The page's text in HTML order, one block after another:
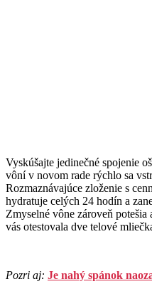
Vyskúšajte jedinečné spojenie
vôní v novom rade rýchlo sa
Rozmaznávajúce zloženie s
hydratuje celých 24 hodín a
Zmyselné vône zároveň
vás otestovala dve telové
Pozri aj: Je nahý spánok